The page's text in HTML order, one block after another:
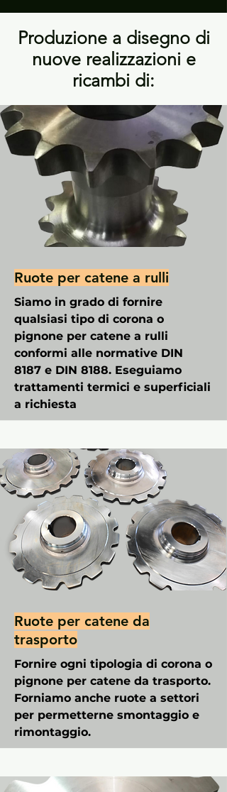
Produzione a disegno di
nuove realizzazioni e
ricambi di:
Ruote per catene a rulli
Siamo in grado di fornire
qualsiasi tipo di corona o
pignone per catene a rulli
conformi alle normative DIN
8187 e DIN 8188. Eseguiamo
trattamenti termici e superficiali
a richiesta
Ruote per catene da
trasporto
Fornire ogni tipologia di corona o
pignone per catene da trasporto.
Forniamo anche ruote a settori
per permetterne smontaggio e
rimontaggio.